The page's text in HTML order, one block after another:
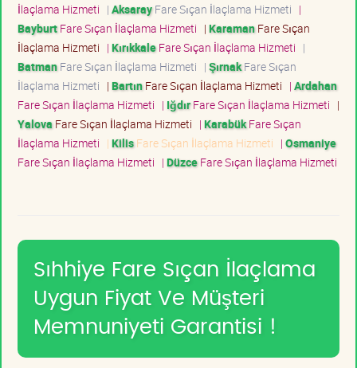
İlaçlama Hizmeti | AksarayFare Sıçan İlaçlama Hizmeti |
BayburtFare Sıçan İlaçlama Hizmeti | KaramanFare Sıçan
İlaçlama Hizmeti | KırıkkaleFare Sıçan İlaçlama Hizmeti |
BatmanFare Sıçan İlaçlama Hizmeti | ŞırnakFare Sıçan
İlaçlama Hizmeti | BartınFare Sıçan İlaçlama Hizmeti | Ardahan
Fare Sıçan İlaçlama Hizmeti | IğdırFare Sıçan İlaçlama Hizmeti |
Yalova Fare Sıçan İlaçlama Hizmeti | KarabükFare Sıçan
İlaçlama Hizmeti | KilisFare Sıçan İlaçlama Hizmeti | Osmaniye
Fare Sıçan İlaçlama Hizmeti | DüzceFare Sıçan İlaçlama Hizmeti
Sıhhiye Fare Sıçan İlaçlama
Uygun Fiyat Ve Müşteri
Memnuniyeti Garantisi !